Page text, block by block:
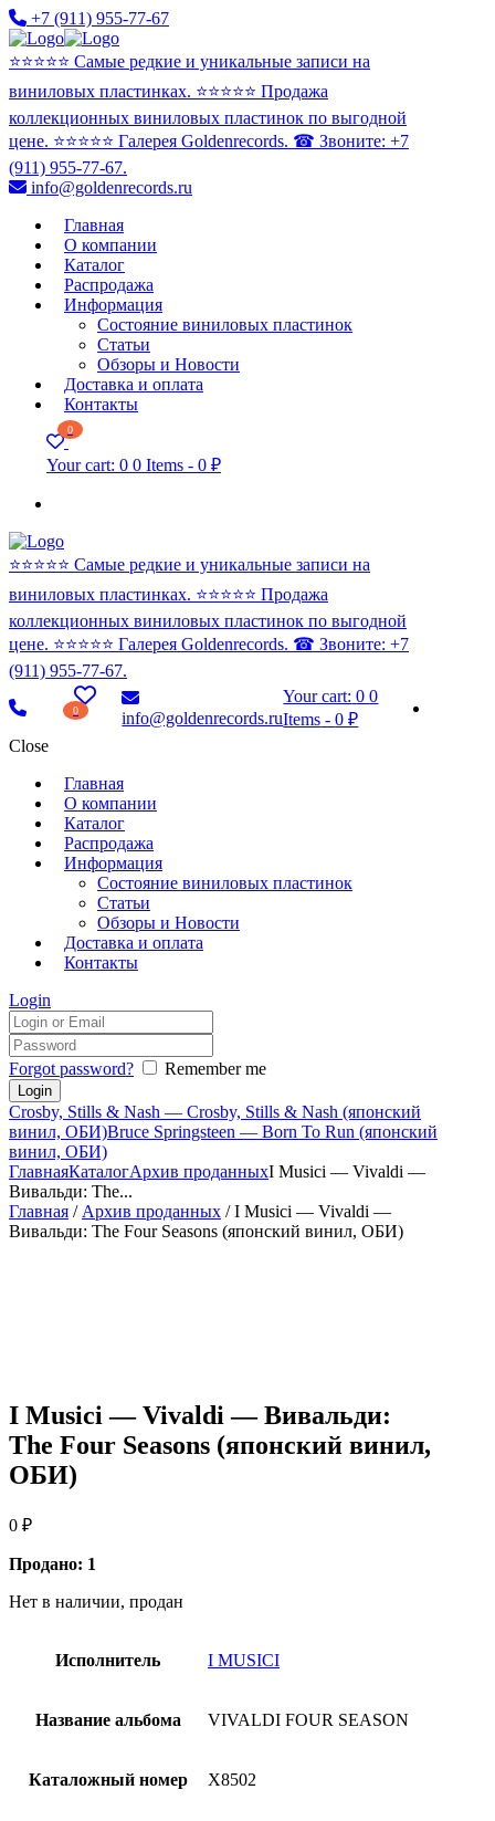
+7 (911) 955-77-67
⭐️⭐️⭐️⭐️⭐️ Самые редкие и уникальные записи на
виниловых пластинках. ⭐️⭐️⭐️⭐️⭐️ Продажа
коллекционных виниловых пластинок по выгодной
цене. ⭐️⭐️⭐️⭐️⭐️ Галерея Goldenrecords. ☎ Звоните: +7
(911) 955-77-67.
info@goldenrecords.ru
Главная
О компании
Каталог
Распродажа
Информация
Состояние виниловых пластинок
Статьи
Обзоры и Новости
Доставка и оплата
Контакты
0
Your cart: 0 0 Items - 0 ₽
⭐️⭐️⭐️⭐️⭐️ Самые редкие и уникальные записи на
виниловых пластинках. ⭐️⭐️⭐️⭐️⭐️ Продажа
коллекционных виниловых пластинок по выгодной
цене. ⭐️⭐️⭐️⭐️⭐️ Галерея Goldenrecords. ☎ Звоните: +7
(911) 955-77-67.
0 info@goldenrecords.ru
Your cart: 00
Items -0 ₽
Close
Главная
О компании
Каталог
Распродажа
Информация
Состояние виниловых пластинок
Статьи
Обзоры и Новости
Доставка и оплата
Контакты
Login
Forgot password? Remember me
Crosby, Stills & Nash — Crosby, Stills & Nash (японский
винил, ОБИ)Bruce Springsteen — Born To Run (японский
винил, ОБИ)
ГлавнаяКаталогАрхив проданныхI Musici — Vivaldi —
Вивальди: The...
Главная / Архив проданных / I Musici — Vivaldi —
Вивальди: The Four Seasons (японский винил, ОБИ)
I Musici — Vivaldi — Вивальди:
The Four Seasons (японский винил,
ОБИ)
0 ₽
Продано: 1
Нет в наличии, продан
Исполнитель I MUSICI
Название альбома VIVALDI FOUR SEASON
Каталожный номер X8502